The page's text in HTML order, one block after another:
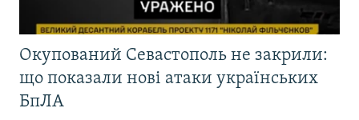
Окупований Севастополь не закрили:
що показали нові атаки українських
БпЛА